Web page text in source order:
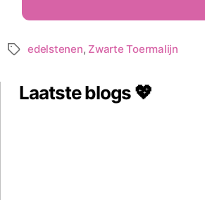
Tagsedelstenen, Zwarte Toermalijn
Laatste blogs 💖